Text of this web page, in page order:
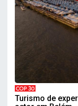
COP 30
Turismo de